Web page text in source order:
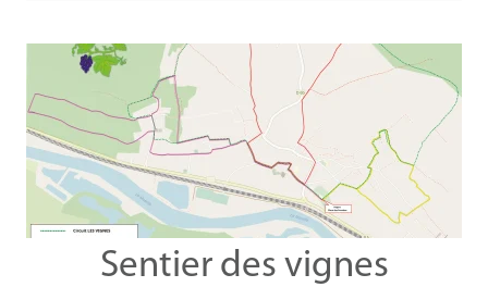
Sentier des vignes